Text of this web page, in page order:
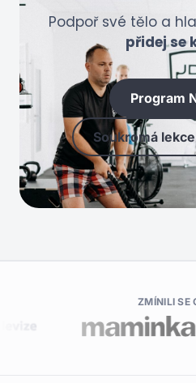
Podpoř své tělo a
přidej se
Program
Soukromá
ZMÍNILI SE